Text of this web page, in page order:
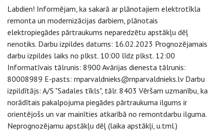
Labdien! Informējam, ka sakarā ar plānotajiem elektrotīkla
remonta un modernizācijas darbiem, plānotais
elektropiegādes pārtraukums neparedzētu apstākļu dēļ
nenotiks. Darbu izpildes datums: 16.02.2023 Prognozējamais
darbu izpildes laiks no plkst. 10:00 līdz plkst. 12:00
Informatīvais tālrunis: 8900 Avārijas dienesta tālrunis:
80008989 E-pasts: rnparvaldnieks@rnparvaldnieks.lv Darbu
izpildītājs: A/S "Sadales tīkls", tālr. 8403 Vēršam uzmanību, ka
norādītais pakalpojuma piegādes pārtraukuma ilgums ir
orientējošs un var mainīties atkarībā no remontdarbu ilguma.
Neprognozējamu apstākļu dēļ (laika apstākļi, u.tml.)